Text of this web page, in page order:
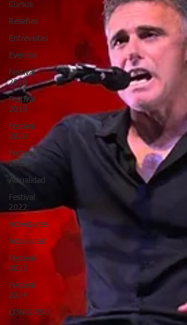
Cursos
Reseñas
Entrevistas
Eventos
Festival
2018
Festival
2019
Festival
2020
Festival
2021
Actualidad
Festival
2022
Actividades
Actualidad
Festival
2023
Festival
2024
CONCURSO